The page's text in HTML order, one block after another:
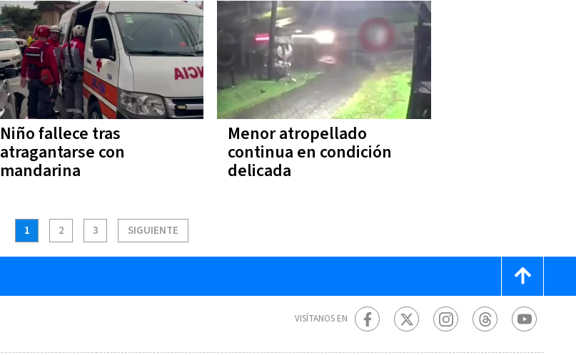
Niño fallece tras
atragantarse con
mandarina
Menor atropellado
continua en condición
delicada
1 2 3 SIGUIENTE
VISÍTANOS EN